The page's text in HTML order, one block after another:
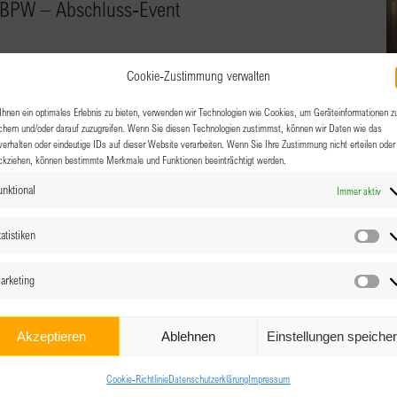
Cookie-Zustimmung verwalten
ein optimales Erlebnis zu bieten, verwenden wir Technologien wie Cookies, um Geräteinformationen
und/oder darauf zuzugreifen. Wenn Sie diesen Technologien zustimmst, können wir Daten wie das
oder eindeutige IDs auf dieser Website verarbeiten. Wenn Sie Ihre Zustimmung nicht erteilen oder
können bestimmte Merkmale und Funktionen beeinträchtigt werden.
Immer aktiv
Akzeptieren Ablehnen Einstellungen
Cookie-RichtlinieDatenschutzerklärungImpressum
– Abschluss-Event
mit uns. Wir freuen uns darauf zu erfahren,
erreicht habt.